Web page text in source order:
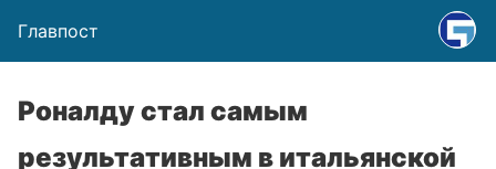
Главпост
Роналду стал самым
результативным в итальянской